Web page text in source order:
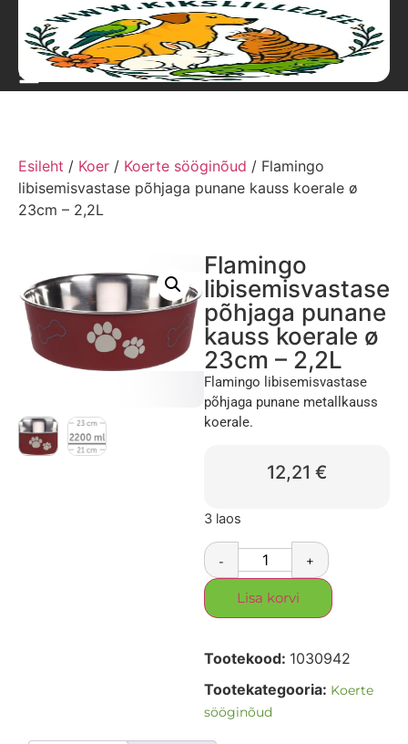
Esileht / Koer / Koerte sööginõud / Flamingo
libisemisvastase põhjaga punane kauss koerale ø
23cm – 2,2L
Flamingo
libisemisvastase
põhjaga punane
kauss koerale ø
23cm – 2,2L
Flamingo libisemisvastase
põhjaga punane metallkauss
koerale.
12,21 €
3 laos
- +
Lisa korvi
Tootekood: 1030942
Tootekategooria: Koerte
sööginõud